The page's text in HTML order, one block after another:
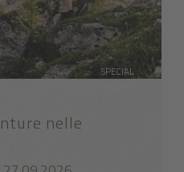
nelle
SPECIAL